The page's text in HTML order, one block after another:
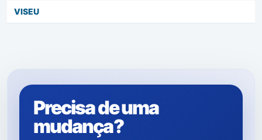
VISEU
Precisa de uma
mudança?